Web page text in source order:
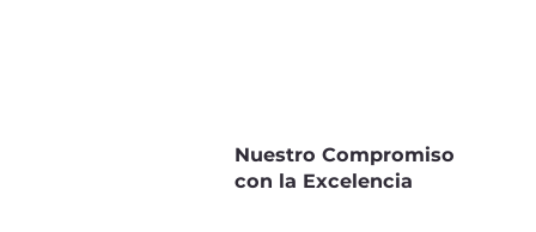
Nuestro Compromiso
con la Excelencia